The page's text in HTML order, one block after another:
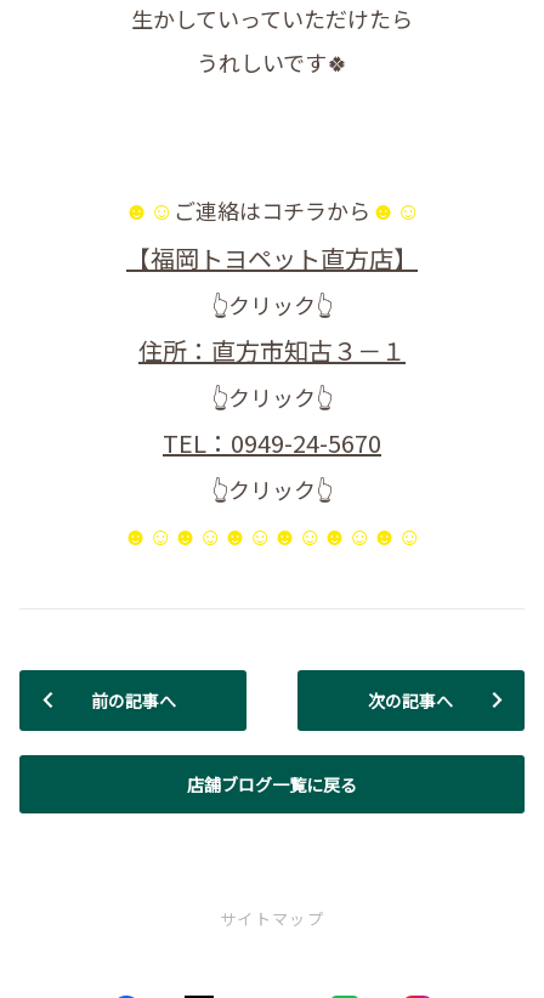
生かしていっていただけたら
うれしいです🍀
☻☺ご連絡はコチラから ☻☺
【福岡トヨペット直方店】
👆クリック👆
住所：直方市知古３－１
👆クリック👆
TEL：0949-24-5670
👆クリック👆
☻☺☻☺☻☺☻☺☻☺☻☺
前の記事へ
店舗ブログ一覧に戻る
次の記事へ
サイトマップ